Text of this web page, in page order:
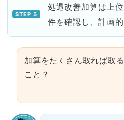
処遇改善加算は上
件を確認し、計画
加算をたくさん取れば取
こと？